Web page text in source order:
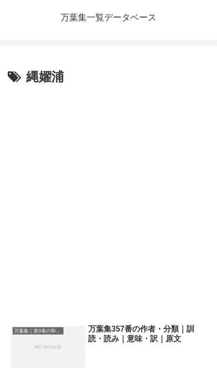
万葉集一覧データベース
縄嬥浦
万葉集357番の作者・分類｜訓
読・読み｜意味・訳｜原文